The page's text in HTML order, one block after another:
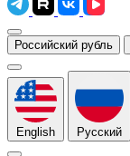
Российский рубль
English Русский